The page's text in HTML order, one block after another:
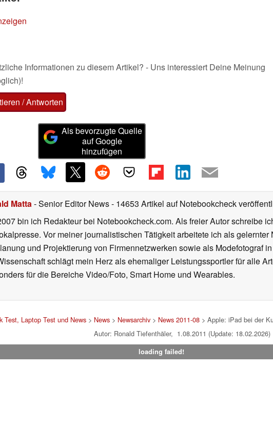
Informationen zu diesem Artikel? - Uns interessiert Deine Meinung
/ Antworten
Als bevorzugte Quelle
auf Google
hinzufügen
Matta- Senior Editor News- 14653 Artikel auf Notebookcheck
bin ich Redakteur bei Notebookcheck.com. Als freier Autor schreibe
Vor meiner journalistischen Tätigkeit arbeitete ich als
und Projektierung von Firmennetzwerken sowie als Modefotograf
schlägt mein Herz als ehemaliger Leistungssportler für alle
für die Bereiche Video/Foto, Smart Home und Wearables.
Test, Laptop Test und News> News> Newsarchiv> News 2011-08> Apple: iPad bei der
Autor: Ronald Tiefenthäler, 1.08.2011 (Update: 18.02.2026)
loading failed!